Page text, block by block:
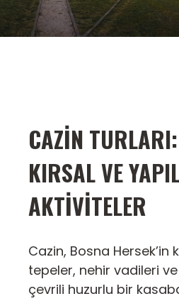
CAZIN
KIRSAL VE
AKTIVITELER
Cazin, Bosna Hersek’in
tepeler, nehir vadileri
çevrili huzurlu bir